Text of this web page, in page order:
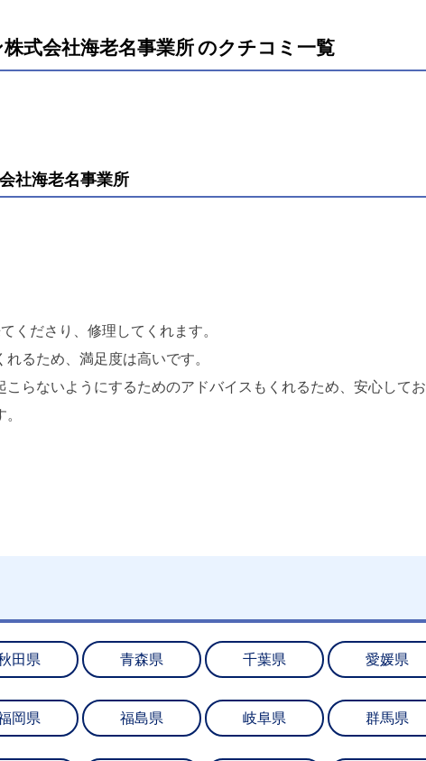
式会社海老名事業所 のクチコミ一覧
社海老名事業所
くださり、修理してくれます。
るため、満足度は高いです。
こらないようにするためのアドバイスもくれるため、安心してお
田県 青森県 千葉県 愛媛県
岡県 福島県 岐阜県 群馬県